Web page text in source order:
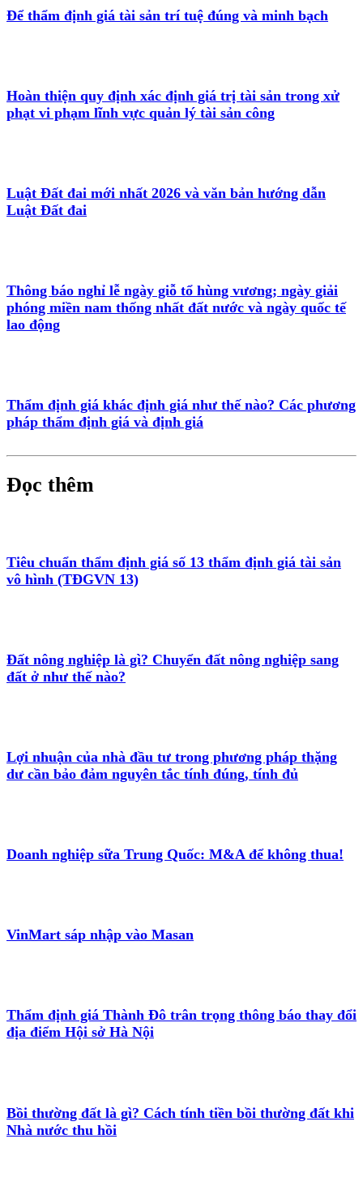
Để thẩm định giá tài sản trí tuệ đúng và minh bạch
Hoàn thiện quy định xác định giá trị tài sản trong xử
phạt vi phạm lĩnh vực quản lý tài sản công
Luật Đất đai mới nhất 2026 và văn bản hướng dẫn
Luật Đất đai
Thông báo nghỉ lễ ngày giỗ tổ hùng vương; ngày giải
phóng miền nam thống nhất đất nước và ngày quốc tế
lao động
Thẩm định giá khác định giá như thế nào? Các phương
pháp thẩm định giá và định giá
Đọc thêm
Tiêu chuẩn thẩm định giá số 13 thẩm định giá tài sản
vô hình (TĐGVN 13)
Đất nông nghiệp là gì? Chuyển đất nông nghiệp sang
đất ở như thế nào?
Lợi nhuận của nhà đầu tư trong phương pháp thặng
dư cần bảo đảm nguyên tắc tính đúng, tính đủ
Doanh nghiệp sữa Trung Quốc: M&A để không thua!
VinMart sáp nhập vào Masan
Thẩm định giá Thành Đô trân trọng thông báo thay đổi
địa điểm Hội sở Hà Nội
Bồi thường đất là gì? Cách tính tiền bồi thường đất khi
Nhà nước thu hồi